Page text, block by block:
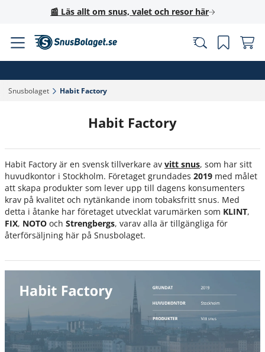
📰 Läs allt om snus, valet och resor här
Snusbolaget‎ Habit Factory‎
Habit Factory
Habit Factory är en svensk tillverkare av vitt snus, som har sitt
huvudkontor i Stockholm. Företaget grundades 2019 med målet
att skapa produkter som lever upp till dagens konsumenters
krav på kvalitet och nytänkande inom tobaksfritt snus. Med
detta i åtanke har företaget utvecklat varumärken som KLINT,
FIX, NOTO och Strengbergs, varav alla är tillgängliga för
återförsäljning här på Snusbolaget.